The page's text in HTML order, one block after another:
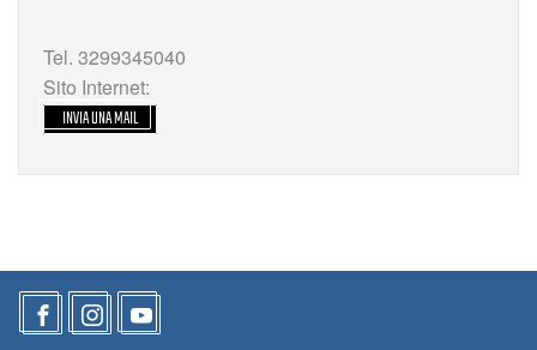
Tel. 3299345040
Sito Internet:
INVIA UNA MAIL